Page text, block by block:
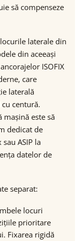
să compenseze
laterale din
din aceeași
ISOFIX
care
laterală
centură.
mașină este să
dedicat de
ASIP la
datelor de
separat:
locuri
prioritare
Fixarea rigidă